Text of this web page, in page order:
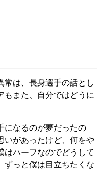
は、長身選手の話とし
もまた、自分ではどうに
になるのが夢だったの
いがあったけど、何をや
はハーフなのでどうして
ずっと僕は目立ちたくな